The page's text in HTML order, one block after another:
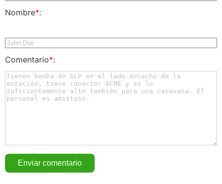
Nombre*:
Comentario*: